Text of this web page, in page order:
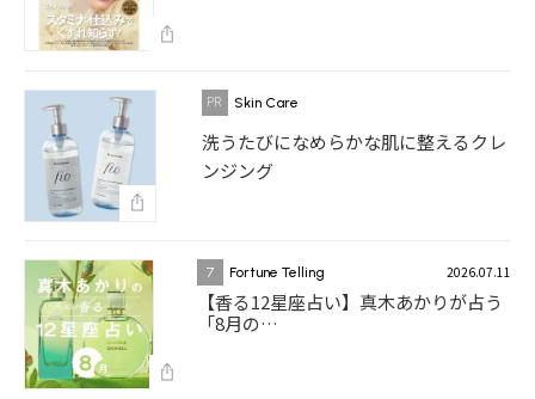
Skin Care
洗うたびになめらかな肌に整えるクレ
ンジング
7 Fortune Telling 2026.07.11
【香る12星座占い】真木あかりが占う
「8月の…